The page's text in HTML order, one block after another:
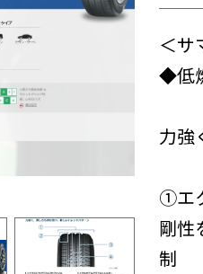
＜サ
◆低
力強
①エ
剛性
制